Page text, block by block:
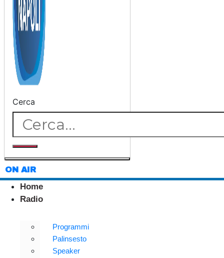
Cerca
ON AIR
Home
Radio
Programmi
Palinsesto
Speaker